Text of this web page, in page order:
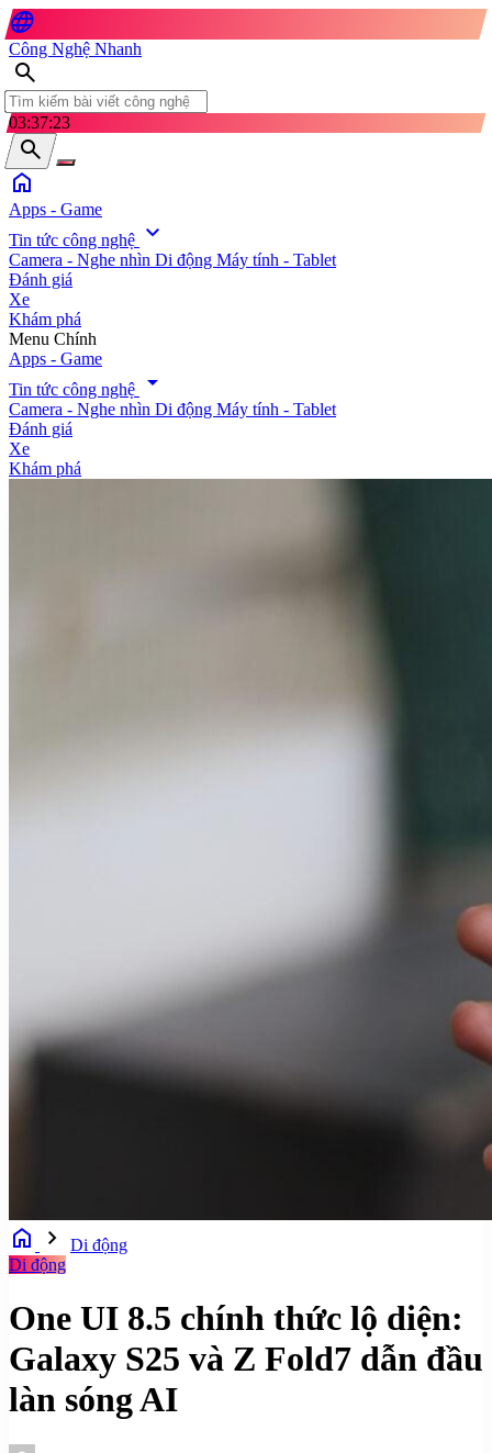
language
Công Nghệ Nhanh
search
03:37:24
search
home
Apps - Game
Tin tức công nghệ expand_more
Camera - Nghe nhìn Di động Máy tính - Tablet
Đánh giá
Xe
Khám phá
search
Menu Chính
Apps - Game
Tin tức công nghệ
arrow_drop_down
Camera - Nghe nhìn Di động Máy tính - Tablet
Đánh giá
Xe
Khám phá
home chevron_right
Di động
Di động
One UI 8.5 chính thức lộ diện:
Galaxy S25 và Z Fold7 dẫn đầu
làn sóng AI